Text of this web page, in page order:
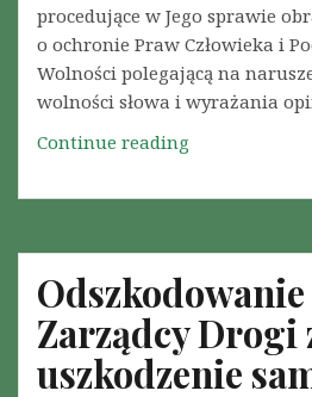
procedujące w Jego sprawie
o ochronie Praw Człowieka i
Wolności polegającą na
wolności słowa i wyrażania
Continue reading
u
e
c
z
n
y
Zarządcy Drogi
uszkodzenie